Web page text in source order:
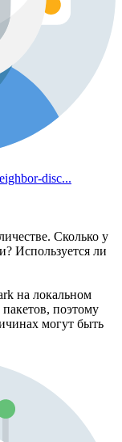
disc...
Сколько у
Используется ли
на локальном
поэтому
могут быть